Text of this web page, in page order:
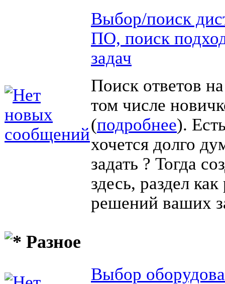
Выбор/поиск
ПО, поиск
задач
Поиск ответов
том числе
(подробнее).
хочется долго
задать ? Тогда
здесь, раздел
решений ваших
Разное
Выбор